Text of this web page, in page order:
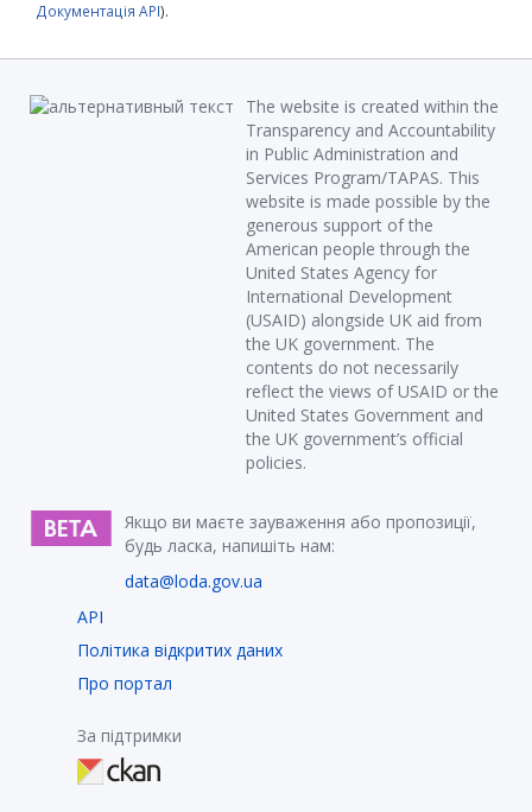
Документація API).
The website is created within the
Transparency and Accountability
in Public Administration and
Services Program/TAPAS. This
website is made possible by the
generous support of the
American people through the
United States Agency for
International Development
(USAID) alongside UK aid from
the UK government. The
contents do not necessarily
reflect the views of USAID or the
United States Government and
the UK government’s official
policies.
Якщо ви маєте зауваження або пропозиції,
будь ласка, напишіть нам:
data@loda.gov.ua
API
Політика відкритих даних
Про портал
За підтримки